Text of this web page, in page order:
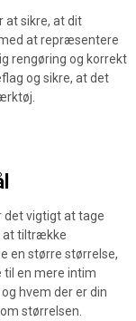
at sikre, at dit
at repræsentere
rengøring og korrekt
og sikre, at det
det vigtigt at tage
at tiltrække
en større størrelse,
en mere intim
hvem der er din
størrelsen.